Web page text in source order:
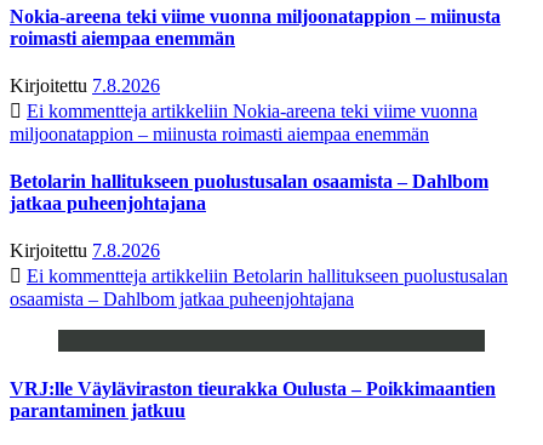
Nokia-areena teki viime vuonna miljoonatappion – miinusta
roimasti aiempaa enemmän
Kirjoitettu 7.8.2026
Ei kommentteja artikkeliin Nokia-areena teki viime vuonna
miljoonatappion – miinusta roimasti aiempaa enemmän
Betolarin hallitukseen puolustusalan osaamista – Dahlbom
jatkaa puheenjohtajana
Kirjoitettu 7.8.2026
Ei kommentteja artikkeliin Betolarin hallitukseen puolustusalan
osaamista – Dahlbom jatkaa puheenjohtajana
VRJ:lle Väyläviraston tieurakka Oulusta – Poikkimaantien
parantaminen jatkuu